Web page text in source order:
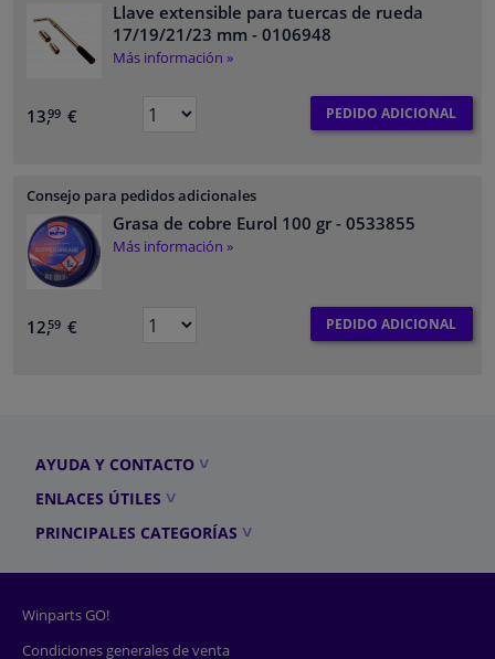
Llave extensible para tuercas de rueda
17/19/21/23 mm - 0106948
Más información »
13,99 € PEDIDO ADICIONAL
Consejo para pedidos adicionales
Grasa de cobre Eurol 100 gr - 0533855
Más información »
12,59 € PEDIDO ADICIONAL
AYUDA Y CONTACTO
ENLACES ÚTILES
PRINCIPALES CATEGORÍAS
Winparts GO!
Condiciones generales de venta